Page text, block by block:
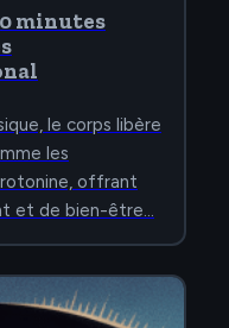
minutes
le corps libère
les
offrant
et de bien-être…